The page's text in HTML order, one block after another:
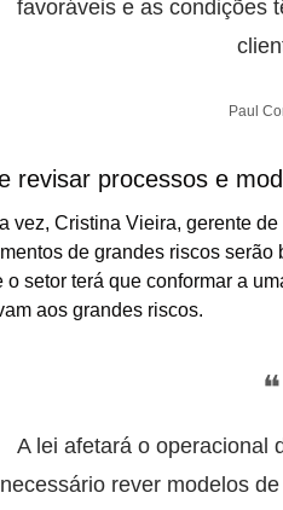
favoráveis e as condições
Paul
revisar processos e
vez, Cristina Vieira, gerente
de grandes riscos
o setor terá que conformar a
aos grandes riscos.
❝
A lei afetará o operacional
necessário rever modelos